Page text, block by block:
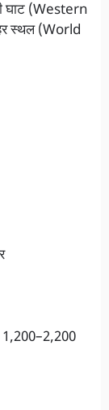
घाट (Western
स्थल (World
1,200–2,200